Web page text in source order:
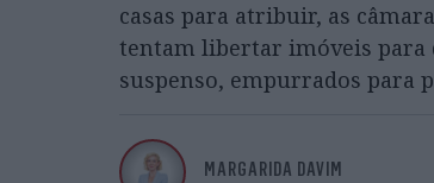
casas para atribuir, as
tentam libertar imóveis para
suspenso, empurrados para
MARGARIDA DAVIM